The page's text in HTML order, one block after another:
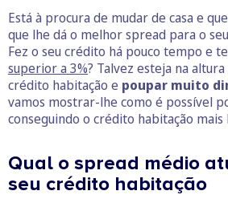
Está à procura de mudar de casa e
que lhe dá o melhor spread para o seu
Fez o seu crédito há pouco tempo e
superior a 3%? Talvez esteja na
crédito habitação e poupar muito
vamos mostrar-lhe como é possível
conseguindo o crédito habitação mais
Qual o spread médio
seu crédito habitação